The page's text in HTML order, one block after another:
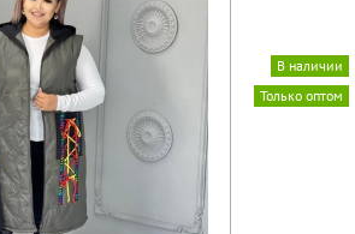
Только оптом
В наличии